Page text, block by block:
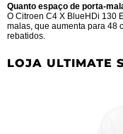
Quanto espaço de porta-
O Citroen C4 X BlueHDi 130
malas, que aumenta para 48
rebatidos.
LOJA ULTIMATE